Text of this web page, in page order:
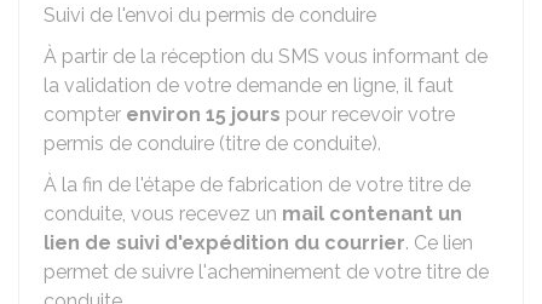
Suivi de l'envoi du permis de conduire
À partir de la réception du SMS vous informant de
la validation de votre demande en ligne, il faut
compter environ 15 jours pour recevoir votre
permis de conduire (titre de conduite).
À la fin de l'étape de fabrication de votre titre de
conduite, vous recevez un mail contenant un
lien de suivi d'expédition du courrier. Ce lien
permet de suivre l'acheminement de votre titre de